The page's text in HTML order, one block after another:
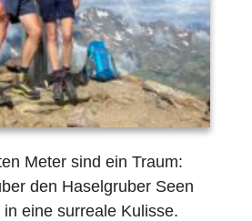
Meter sind ein Traum:
den Haselgruber Seen
eine surreale Kulisse.